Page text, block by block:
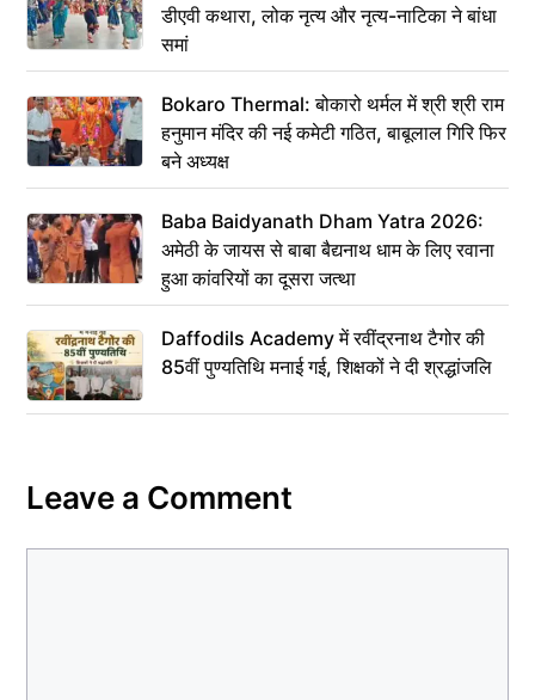
डीएवी कथारा, लोक नृत्य और नृत्य-नाटिका ने बांधा
समां
Bokaro Thermal: बोकारो थर्मल में श्री श्री राम
हनुमान मंदिर की नई कमेटी गठित, बाबूलाल गिरि फिर
बने अध्यक्ष
Baba Baidyanath Dham Yatra 2026:
अमेठी के जायस से बाबा बैद्यनाथ धाम के लिए रवाना
हुआ कांवरियों का दूसरा जत्था
Daffodils Academy में रवींद्रनाथ टैगोर की
85वीं पुण्यतिथि मनाई गई, शिक्षकों ने दी श्रद्धांजलि
Leave a Comment